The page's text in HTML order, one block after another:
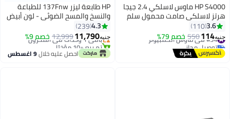
HP S4000 ماوس لاسلكي 2.4 جيجا
هرتز لاسلكي صامت محمول سلم
1600 ديسيبل متوحد الخواص
كمبيوتر محمول الفئران الضوئية
3.6
110
جنيه114
550 خصم 79% #34 في ماوس الكمبيوتر
توصيل مجاني
#34 في ماوس الكمبيوتر
HP طابعة ليزر 137Fnw للطباعة
والنسخ والمسح الضوئي - لون أبيض
طراز [4ZB84A] أبيض/رمادي
4.3
239
جنيه11,790
12,999خصم 9%
#2 في طابعات الليزر
توصيل مجاني
باقي 1 وحدات في المخزون
تم بيع +10 مؤخرًا
#2 في طابعات الليزر احصل عليه خلال9 اغسطس